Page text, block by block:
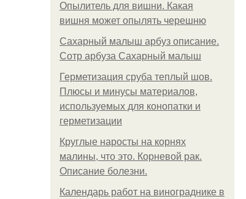
Опылитель для вишни. Какая
вишня может опылять черешню
Сахарный малыш арбуз описание.
Сотр арбуза Сахарный малыш
Герметизация сруба теплый шов.
Плюсы и минусы материалов,
используемых для конопатки и
герметизации
Круглые наросты на корнях
малины, что это. Корневой рак.
Описание болезни.
Календарь работ на винограднике в